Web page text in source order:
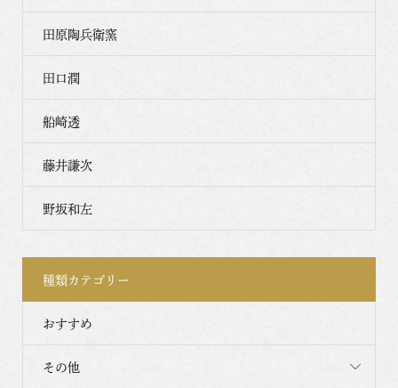
田原陶兵衛窯
田口潤
船崎透
藤井謙次
野坂和左
種類カテゴリー
おすすめ
その他